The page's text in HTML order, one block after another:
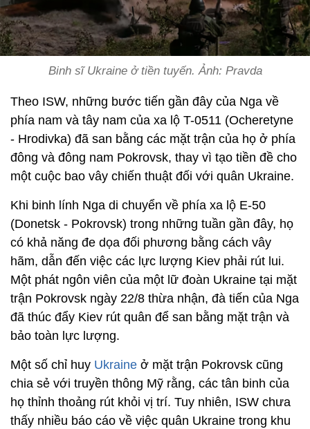
Binh sĩ Ukraine ở tiền tuyến. Ảnh: Pravda
Theo ISW, những bước tiến gần đây của Nga về
phía nam và tây nam của xa lộ T-0511 (Ocheretyne
- Hrodivka) đã san bằng các mặt trận của họ ở phía
đông và đông nam Pokrovsk, thay vì tạo tiền đề cho
một cuộc bao vây chiến thuật đối với quân Ukraine.
Khi binh lính Nga di chuyển về phía xa lộ E-50
(Donetsk - Pokrovsk) trong những tuần gần đây, họ
có khả năng đe dọa đối phương bằng cách vây
hãm, dẫn đến việc các lực lượng Kiev phải rút lui.
Một phát ngôn viên của một lữ đoàn Ukraine tại mặt
trận Pokrovsk ngày 22/8 thừa nhận, đà tiến của Nga
đã thúc đẩy Kiev rút quân để san bằng mặt trận và
bảo toàn lực lượng.
Một số chỉ huy Ukraine ở mặt trận Pokrovsk cũng
chia sẻ với truyền thông Mỹ rằng, các tân binh của
họ thỉnh thoảng rút khỏi vị trí. Tuy nhiên, ISW chưa
thấy nhiều báo cáo về việc quân Ukraine trong khu